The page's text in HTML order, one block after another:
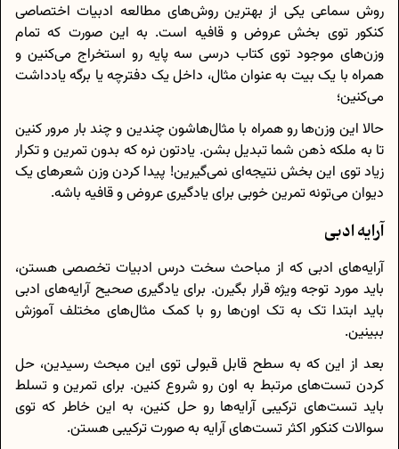
روش سماعی یکی از بهترین روش‌های مطالعه ادبیات اختصاصی
کنکور توی بخش عروض و قافیه است. به این صورت که تمام
وزن‌های موجود توی کتاب درسی سه پایه رو استخراج می‌کنین و
همراه با یک بیت به عنوان مثال، داخل یک دفترچه یا برگه یادداشت
می‌کنین؛
حالا این وزن‌ها رو همراه با مثال‌هاشون چندین و چند بار مرور کنین
تا به ملکه ذهن شما تبدیل بشن. یادتون نره که بدون تمرین و تکرار
زیاد توی این بخش نتیجه‌ای نمی‌گیرین! پیدا کردن وزن شعرهای یک
دیوان می‌تونه تمرین خوبی برای یادگیری عروض و قافیه باشه.
آرایه ادبی
آرایه‌های ادبی که از مباحث سخت درس ادبیات تخصصی هستن،
باید مورد توجه ویژه قرار بگیرن. برای یادگیری صحیح آرایه‌های ادبی
باید ابتدا تک به تک اون‌ها رو با کمک مثال‌های مختلف آموزش
ببینین.
بعد از این که به سطح قابل قبولی توی این مبحث رسیدین، حل
کردن تست‌های مرتبط به اون رو شروع کنین. برای تمرین و تسلط
باید تست‌های ترکیبی آرایه‌ها رو حل کنین، به این خاطر که توی
سوالات کنکور اکثر تست‌های آرایه به صورت ترکیبی هستن.